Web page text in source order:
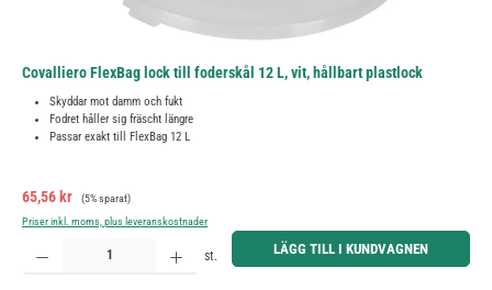
Covalliero FlexBag lock till foderskål 12 L, vit, hållbart plastlock
Skyddar mot damm och fukt
Fodret håller sig fräscht längre
Passar exakt till FlexBag 12 L
Försäljningspris:
65,56 kr Ordinarie pris:
(5% sparat)
Priser inkl. moms, plus leveranskostnader
Produktkvantitet: Ange önskat belopp eller använd knapparna för att öka eller minska kvantiteten.
st. LÄGG TILL I KUNDVAGNEN